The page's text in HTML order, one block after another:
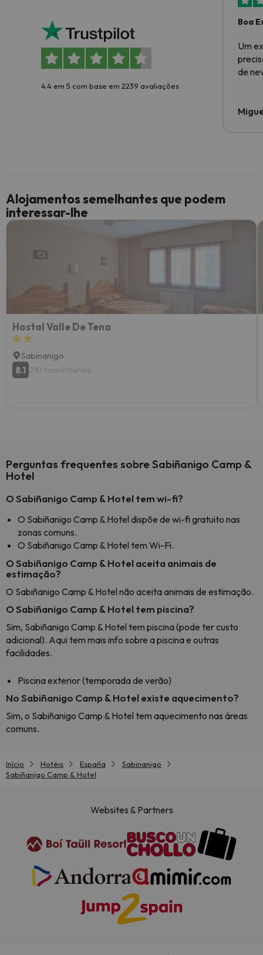
4.4 em 5 com base em 2239 avaliações
Boa
Um
de
Alojamentos semelhantes que podem
interessar-lhe
Hostal Valle De Tena
Sabinanigo
8.1 210 comentários
Perguntas frequentes sobre Sabiñanigo Camp &
Hotel
O Sabiñanigo Camp & Hotel tem wi-fi?
O Sabiñanigo Camp & Hotel dispõe de wi-fi gratuito nas
zonas comuns.
O Sabiñanigo Camp & Hotel tem Wi-Fi.
O Sabiñanigo Camp & Hotel aceita animais de
estimação?
O Sabiñanigo Camp & Hotel não aceita animais de estimação.
O Sabiñanigo Camp & Hotel tem piscina?
Sim, Sabiñanigo Camp & Hotel tem piscina (pode ter custo
adicional). Aqui tem mais info sobre a piscina e outras
facilidades.
Piscina exterior (temporada de verão)
No Sabiñanigo Camp & Hotel existe aquecimento?
Sim, o Sabiñanigo Camp & Hotel tem aquecimento nas áreas
comuns.
Início Hotéis España
Sabinanigo
Sabiñanigo Camp & Hotel
Websites & Partners